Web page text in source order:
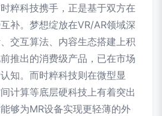
粹科技携手，正是基于双方在
补。梦想绽放在VR/AR领域深
交互算法、内容生态搭建上积
推出的消费级产品，已在市场
知。而时粹科技则在微型显
计算等底层硬科技上有着突出
够为MR设备实现更轻薄的外